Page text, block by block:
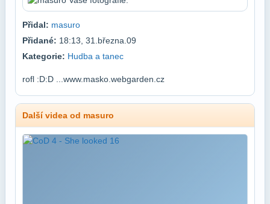
Přidal: masuro
Přidané: 18:13, 31.března.09
Kategorie: Hudba a tanec
rofl :D:D ...www.masko.webgarden.cz
Další videa od masuro